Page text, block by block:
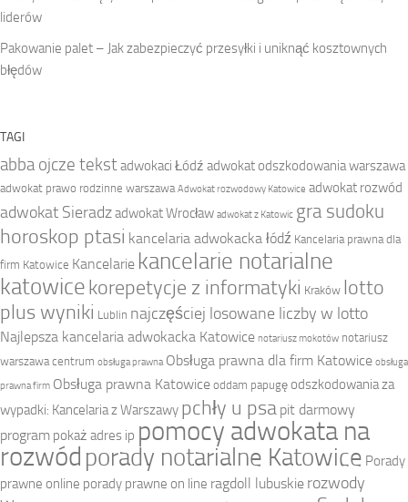
liderów
Pakowanie palet – Jak zabezpieczyć przesyłki i uniknąć kosztownych
błędów
TAGI
abba ojcze tekstadwokaci Łódź adwokat odszkodowania warszawa
adwokat prawo rodzinne warszawa Adwokat rozwodowy Katowice adwokat rozwód
adwokat Sieradzadwokat Wrocław adwokat z Katowic gra sudoku
horoskop ptasi kancelaria adwokacka łódź Kancelaria prawna dla
firm Katowice Kancelarie kancelarie notarialne
katowicekorepetycje z informatyki Kraków lotto
plus wyniki Lublin najczęściej losowane liczby w lotto
Najlepsza kancelaria adwokacka Katowice notariusz mokotów notariusz
warszawa centrum obsługa prawna Obsługa prawna dla firm Katowice obsługa
prawna firm Obsługa prawna Katowice oddam papugę odszkodowania za
wypadki: Kancelaria z Warszawy pchły u psa pit darmowy
program pokaż adres ip pomocy adwokata na
rozwód porady notarialne Katowice Porady
prawne online porady prawne on line ragdoll lubuskie rozwody